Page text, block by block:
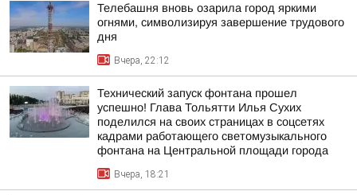
Телебашня вновь озарила город яркими
огнями, символизируя завершение трудового
дня
Вчера, 22:12
Технический запуск фонтана прошел
успешно! Глава Тольятти Илья Сухих
поделился на своих страницах в соцсетях
кадрами работающего светомузыкального
фонтана на Центральной площади города
Вчера, 18:21